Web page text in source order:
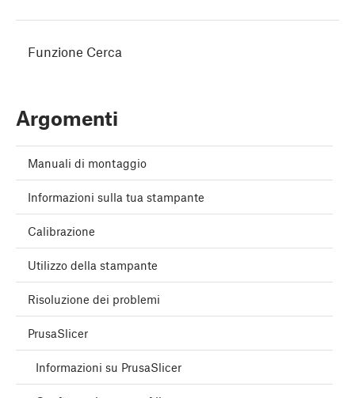
Funzione Cerca
Argomenti
Manuali di montaggio
Informazioni sulla tua stampante
Calibrazione
Utilizzo della stampante
Risoluzione dei problemi
PrusaSlicer
Informazioni su PrusaSlicer